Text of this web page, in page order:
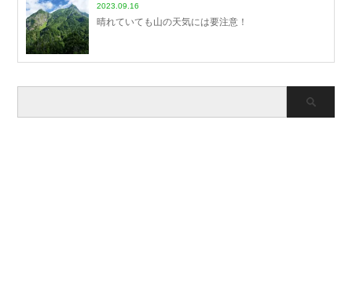
2023.09.16
晴れていても山の天気には要注意！